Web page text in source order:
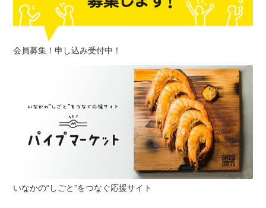
会員募集！申し込み受付中！
いなかの“しごと”をつなぐ応援サイト